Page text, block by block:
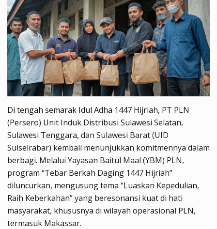
Di tengah semarak Idul Adha 1447 Hijriah, PT PLN
(Persero) Unit Induk Distribusi Sulawesi Selatan,
Sulawesi Tenggara, dan Sulawesi Barat (UID
Sulselrabar) kembali menunjukkan komitmennya dalam
berbagi. Melalui Yayasan Baitul Maal (YBM) PLN,
program “Tebar Berkah Daging 1447 Hijriah”
diluncurkan, mengusung tema “Luaskan Kepedulian,
Raih Keberkahan” yang beresonansi kuat di hati
masyarakat, khususnya di wilayah operasional PLN,
termasuk Makassar.